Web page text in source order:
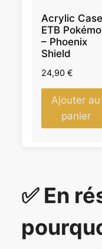
Acrylic Case
ETB
– Phoenix
Shield
24,90 €
Ajouter au
panier
✅ En